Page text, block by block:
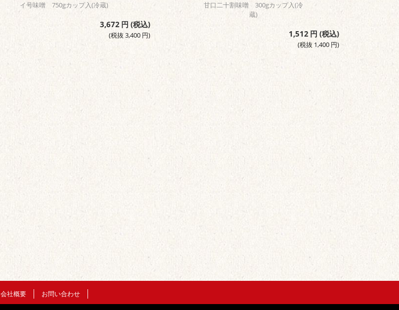
イ号味噌 750gカップ入(冷蔵)
3,672 円 (税込)
(税抜 3,400 円)
甘口二十割味噌 300gカップ入(冷
蔵)
1,512 円 (税込)
(税抜 1,400 円)
会社概要 お問い合わせ